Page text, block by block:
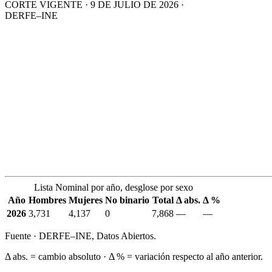
CORTE VIGENTE · 9 DE JULIO DE 2026 ·
DERFE–INE
Lista Nominal por año, desglose por sexo
Año Hombres Mujeres No binario Total Δ abs. Δ %
2026 3,731 4,137 0 7,868 — —
Fuente · DERFE–INE, Datos Abiertos.
Δ abs. = cambio absoluto · Δ % = variación respecto al año anterior.